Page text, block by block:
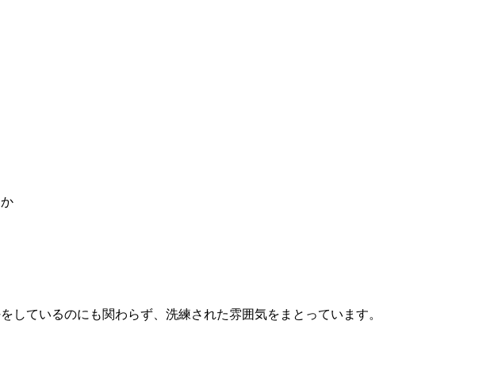
ているのにも関わらず、洗練された雰囲気をまとっています。